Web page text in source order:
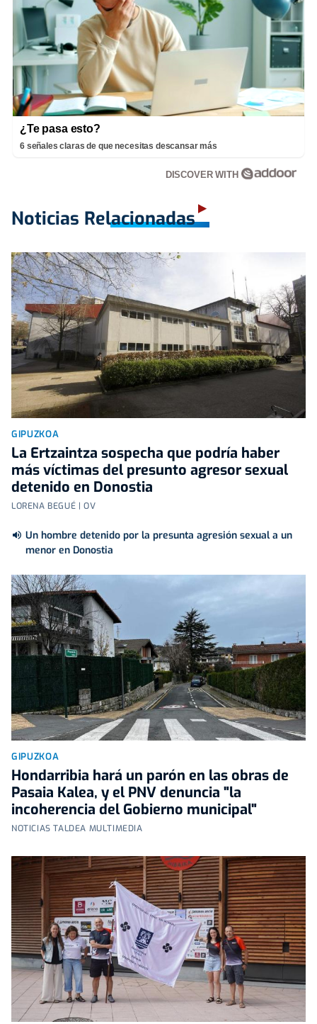
¿Te pasa esto?
6 señales claras de que necesitas descansar más
DISCOVER WITH
Noticias Relacionadas
GIPUZKOA
La Ertzaintza sospecha que podría haber
más víctimas del presunto agresor sexual
detenido en Donostia
LORENA BEGUÉ | OV
Un hombre detenido por la presunta agresión sexual a un
menor en Donostia
GIPUZKOA
Hondarribia hará un parón en las obras de
Pasaia Kalea, y el PNV denuncia "la
incoherencia del Gobierno municipal"
NOTICIAS TALDEA MULTIMEDIA